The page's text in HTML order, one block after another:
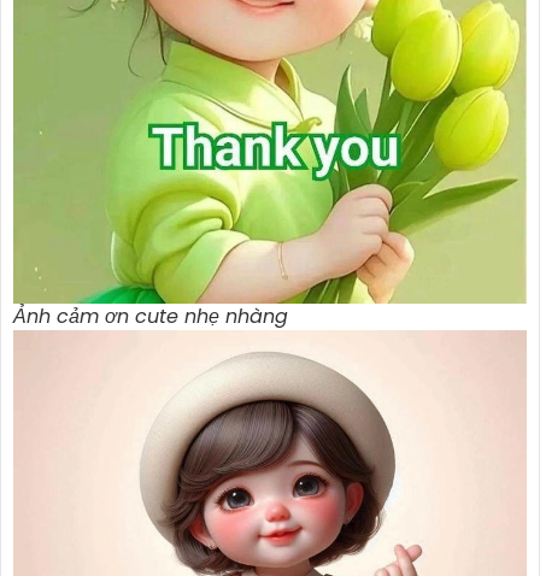
Ảnh cảm ơn cute nhẹ nhàng